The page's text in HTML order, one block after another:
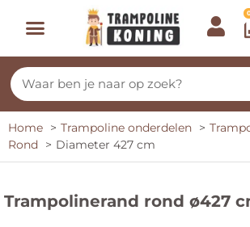
0
Home Trampoline onderdelen
Rond
Diameter 427 cm
Trampolinerand rond ø427